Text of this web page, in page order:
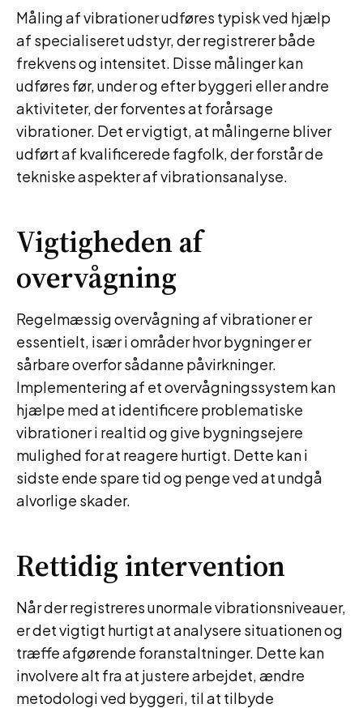
Måling af vibrationer udføres typisk ved hjælp
af specialiseret udstyr, der registrerer både
frekvens og intensitet. Disse målinger kan
udføres før, under og efter byggeri eller andre
aktiviteter, der forventes at forårsage
vibrationer. Det er vigtigt, at målingerne bliver
udført af kvalificerede fagfolk, der forstår de
tekniske aspekter af vibrationsanalyse.
Vigtigheden af
overvågning
Regelmæssig overvågning af vibrationer er
essentielt, især i områder hvor bygninger er
sårbare overfor sådanne påvirkninger.
Implementering af et overvågningssystem kan
hjælpe med at identificere problematiske
vibrationer i realtid og give bygningsejere
mulighed for at reagere hurtigt. Dette kan i
sidste ende spare tid og penge ved at undgå
alvorlige skader.
Rettidig intervention
Når der registreres unormale vibrationsniveauer,
er det vigtigt hurtigt at analysere situationen og
træffe afgørende foranstaltninger. Dette kan
involvere alt fra at justere arbejdet, ændre
metodologi ved byggeri, til at tilbyde